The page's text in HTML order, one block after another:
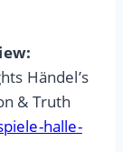
Händel’s
& Truth
halle-